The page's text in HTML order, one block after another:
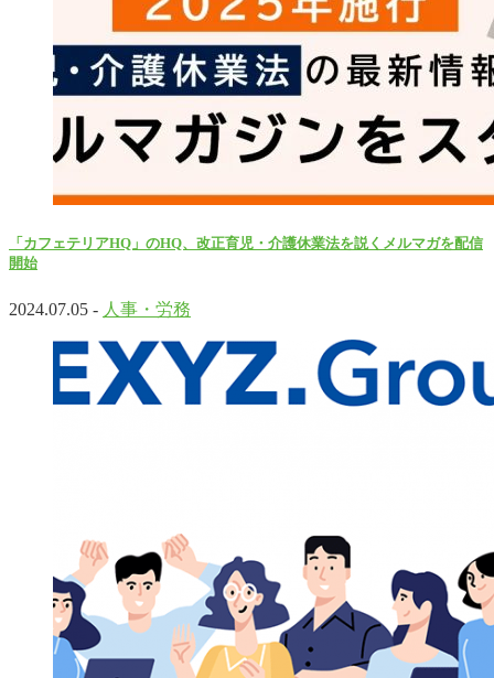
「カフェテリアHQ」のHQ、改正育児・介護休業法を説くメルマガを配信
開始
2024.07.05 - 人事・労務